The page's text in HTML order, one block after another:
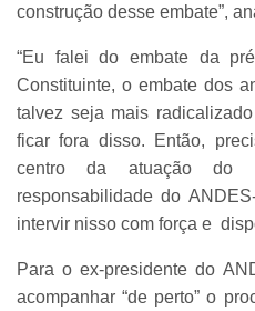
construção desse embate”,
“Eu falei do embate da
Constituinte, o embate dos
talvez seja mais
ficar fora disso. Então,
centro da atuação do
responsabilidade do
intervir nisso com força e
Para o ex-presidente do
acompanhar “de perto” o